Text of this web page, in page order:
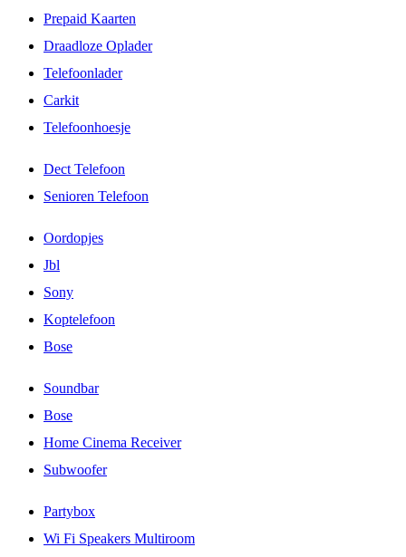
Prepaid Kaarten
Draadloze Oplader
Telefoonlader
Carkit
Telefoonhoesje
Dect Telefoon
Senioren Telefoon
Oordopjes
Jbl
Sony
Koptelefoon
Bose
Soundbar
Bose
Home Cinema Receiver
Subwoofer
Partybox
Wi Fi Speakers Multiroom